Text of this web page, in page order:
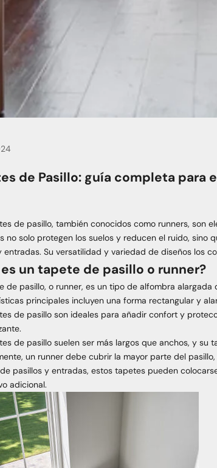
de Pasillo: guía completa
de pasillo, también conocidos como runners, son
no solo protegen los suelos y reducen el ruido,
entradas. Su versatilidad y variedad de diseños los
un tapete de pasillo o runner?
de pasillo, o runner, es un tipo de alfombra
principales incluyen una forma rectangular y
de pasillo son ideales para añadir confort y
de pasillo suelen ser más largos que anchos, y
un runner debe cubrir la mayor parte del
pasillos y entradas, estos tapetes pueden
adicional.